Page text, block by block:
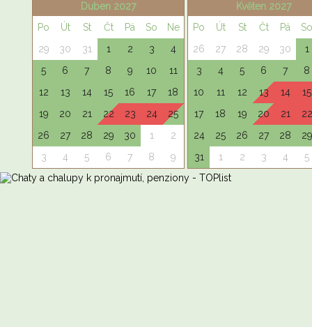
Duben 2027
Po
Út St Čt Pá So
Ne
29
30 31 1 2 3
4
5
6 7 8 9 10
11
12
13 14 15 16 17
18
19
20 21 22 23 24
25
26
27 28 29 30 1
2
3
4 5 6 7 8 9
Květen 2027
Po
Út St Čt Pá
So
26
27 28 29 30
1
3
4 5 6 7
8
10
11 12 13 14
15
17
18 19 20 21
22
24
25 26 27 28
29
31
1 2 3 4 5